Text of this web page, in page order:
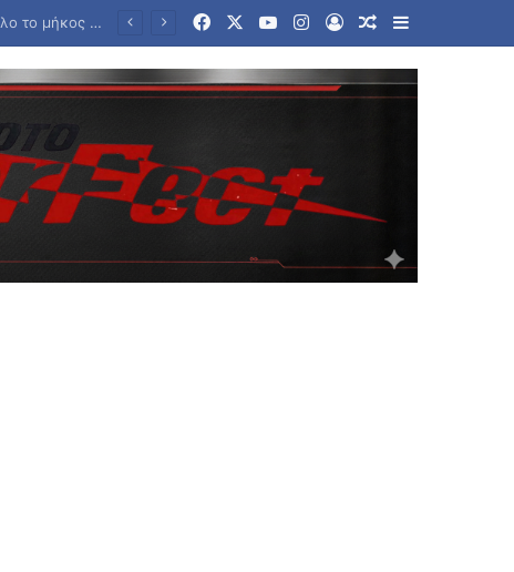
Μετρό Θεσσαλονίκης: Ξεκινούν τις επόμενες μέρες τα δοκιμαστικά δρομολόγια επέκτασης προς Καλαμαριά FacebookYouTubeInstagram
Log InRandom Article
Sidebar